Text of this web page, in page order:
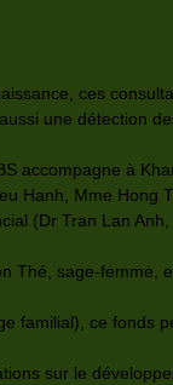
ces
une détection
accompagne à
Hanh, Mme Hong
(Dr Tran Lan
Thé, sage-femme,
familial), ce fonds
sur le